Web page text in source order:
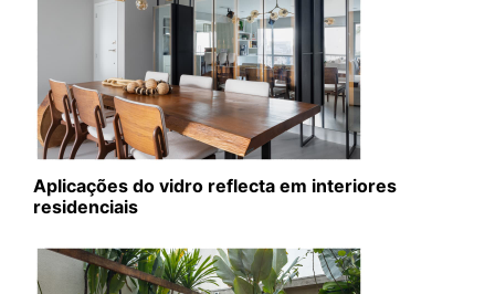
Aplicações do vidro reflecta em interiores
residenciais